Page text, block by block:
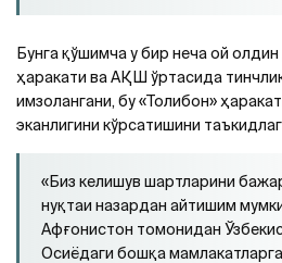
Бунга қўшимча у бир неча ой
ҳаракати ва АҚШ ўртасида
имзолангани, бу «Толибон»
эканлигини кўрсатишини
«Биз келишув шартларини
нуқтаи назардан айтишим
Афғонистон томонидан
Осиёдаги бошқа